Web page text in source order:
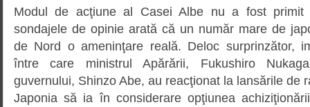
Modul de acţiune al Casei Albe nu a fost primit
sondajele de opinie arată că un număr mare de
de Nord o ameninţare reală. Deloc surprinzător,
între care ministrul Apărării, Fukushiro
guvernului, Shinzo Abe, au reacţionat la lansările de
Japonia să ia în considerare opţiunea